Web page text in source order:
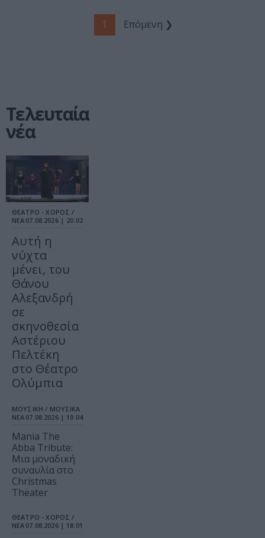
1 Επόμενη ❯
Τελευταία
νέα
ΘΕΑΤΡΟ - ΧΟΡΟΣ /
ΝΕΑ 07.08.2026 | 20.02
Αυτή η
νύχτα
μένει, του
Θάνου
Αλεξανδρή
σε
σκηνοθεσία
Αστέριου
Πελτέκη
στο Θέατρο
Ολύμπια
ΜΟΥΣΙΚΗ / ΜΟΥΣΙΚΑ
ΝΕΑ 07.08.2026 | 19.04
Mania The
Abba Tribute:
Μια μοναδική
συναυλία στο
Christmas
Theater
ΘΕΑΤΡΟ - ΧΟΡΟΣ /
ΝΕΑ 07.08.2026 | 18.01